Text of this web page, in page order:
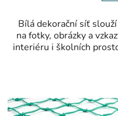
Bílá dekorační síť
na fotky, obrázky a
interiéru i školních